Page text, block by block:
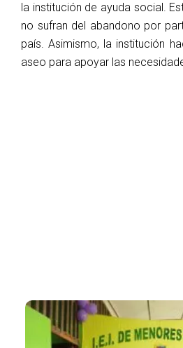
la institución de ayuda social.
no sufran del abandono por
país. Asimismo, la institución
aseo para apoyar las